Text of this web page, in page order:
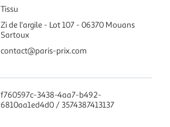
Tissu
Zi de l'argile - Lot 107 - 06370 Mouans
Sartoux
contact@paris-prix.com
f760597c-3438-4aa7-b492-
6810aa1ed4d0 / 3574387413137